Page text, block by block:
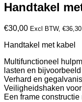
Handtakel
€30,00 Excl BTW, €36,30
Handtakel met kabel
Multifunctioneel
lasten en
Verhard en
Veiligheidshaken
Een frame